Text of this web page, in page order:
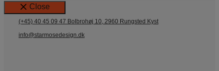
Close
(+45) 40 45 09 47 Bolbrohøj 10, 2960 Rungsted Kyst
info@starmosedesign.dk